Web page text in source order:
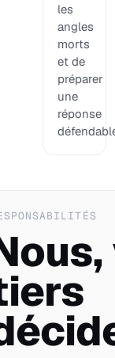
les
angles
morts
et de
préparer
une
réponse